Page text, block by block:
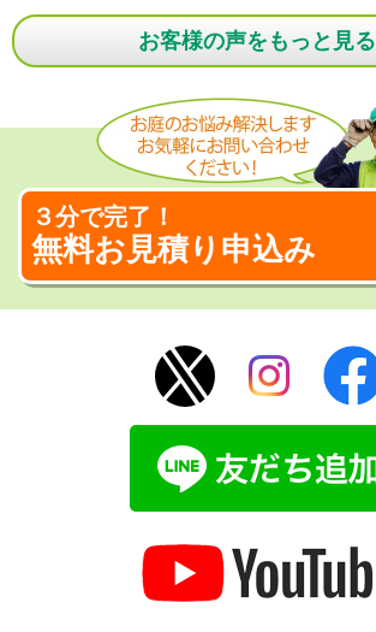
お客様の声をもっと見る
３分で完了！
無料お見積り申込み